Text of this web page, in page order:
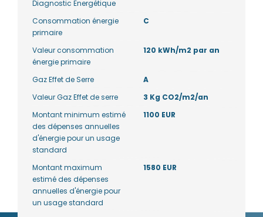
Diagnostic Energétique
Consommation énergie
primaire
C
Valeur consommation
énergie primaire
120 kWh/m2 par an
Gaz Effet de Serre
A
Valeur Gaz Effet de serre
3 Kg CO2/m2/an
Montant minimum estimé
des dépenses annuelles
d'énergie pour un usage
standard
1100 EUR
Montant maximum
estimé des dépenses
annuelles d'énergie pour
un usage standard
1580 EUR